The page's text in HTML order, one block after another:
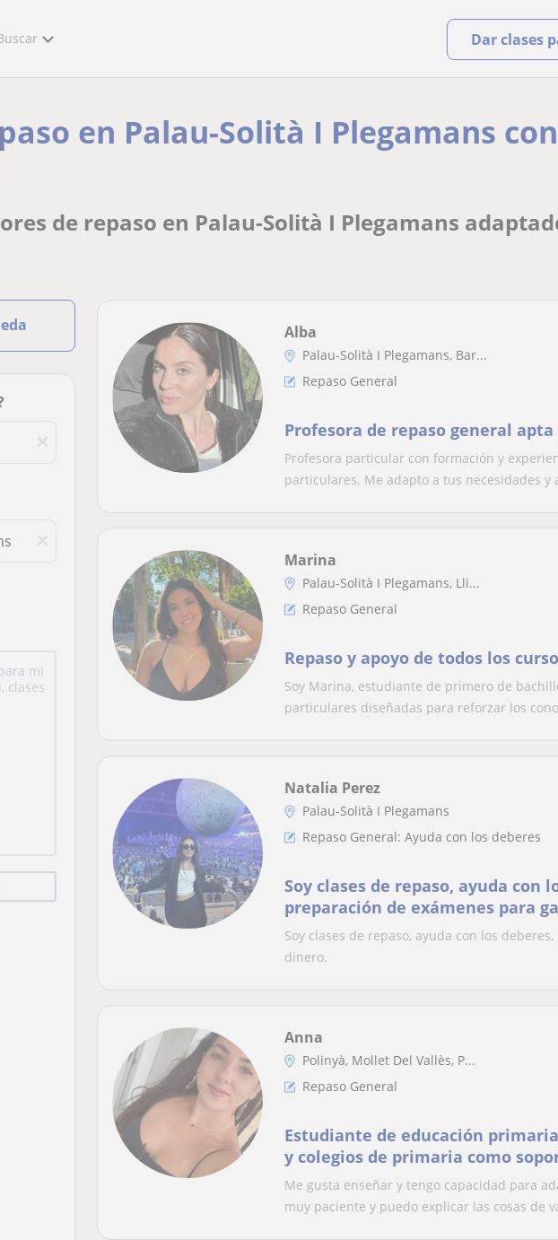
Dar clases
en Palau-Solità I Plegamans
de repaso en Palau-Solità I Plegamans
Alba
Palau-Solità I Plegamans, Bar...
Repaso General
Profesora de repaso general
Profesora particular con formación y
particulares. Me adapto a tus necesidades y
Marina
Palau-Solità I Plegamans, Lli...
Repaso General
Repaso y apoyo de todos los
Soy Marina, estudiante de primero de
particulares diseñadas para reforzar los
Natalia Perez
Palau-Solità I Plegamans
Repaso General: Ayuda con los deberes
Soy clases de repaso, ayuda con
preparación de exámenes para
Soy clases de repaso, ayuda con los
dinero.
Anna
Polinyà, Mollet Del Vallès, P...
Repaso General
Estudiante de educación
y colegios de primaria como
Me gusta enseñar y tengo capacidad para
muy paciente y puedo explicar las cosas de